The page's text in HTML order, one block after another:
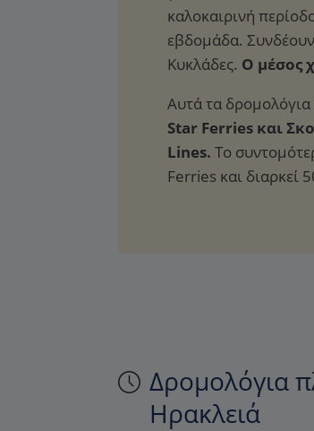
Ο μέσος
Αυτά τα δρομολόγια
Star Ferries και
Lines. Το
Ferries και διαρκεί
Δρομολόγια
Ηρακλειά